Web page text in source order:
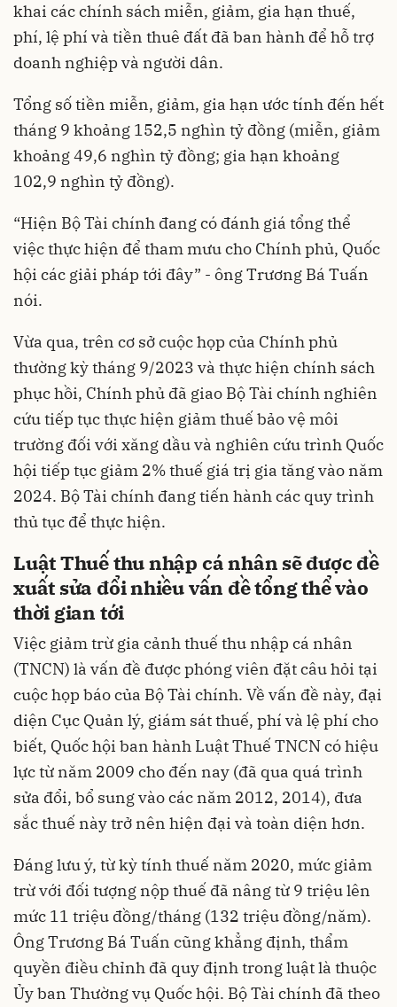
khai các chính sách miễn, giảm, gia hạn thuế,
phí, lệ phí và tiền thuê đất đã ban hành để hỗ trợ
doanh nghiệp và người dân.
Tổng số tiền miễn, giảm, gia hạn ước tính đến hết
tháng 9 khoảng 152,5 nghìn tỷ đồng (miễn, giảm
khoảng 49,6 nghìn tỷ đồng; gia hạn khoảng
102,9 nghìn tỷ đồng).
“Hiện Bộ Tài chính đang có đánh giá tổng thể
việc thực hiện để tham mưu cho Chính phủ, Quốc
hội các giải pháp tới đây” - ông Trương Bá Tuấn
nói.
Vừa qua, trên cơ sở cuộc họp của Chính phủ
thường kỳ tháng 9/2023 và thực hiện chính sách
phục hồi, Chính phủ đã giao Bộ Tài chính nghiên
cứu tiếp tục thực hiện giảm thuế bảo vệ môi
trường đối với xăng dầu và nghiên cứu trình Quốc
hội tiếp tục giảm 2% thuế giá trị gia tăng vào năm
2024. Bộ Tài chính đang tiến hành các quy trình
thủ tục để thực hiện.
Luật Thuế thu nhập cá nhân sẽ được đề
xuất sửa đổi nhiều vấn đề tổng thể vào
thời gian tới
Việc giảm trừ gia cảnh thuế thu nhập cá nhân
(TNCN) là vấn đề được phóng viên đặt câu hỏi tại
cuộc họp báo của Bộ Tài chính. Về vấn đề này, đại
diện Cục Quản lý, giám sát thuế, phí và lệ phí cho
biết, Quốc hội ban hành Luật Thuế TNCN có hiệu
lực từ năm 2009 cho đến nay (đã qua quá trình
sửa đổi, bổ sung vào các năm 2012, 2014), đưa
sắc thuế này trở nên hiện đại và toàn diện hơn.
Đáng lưu ý, từ kỳ tính thuế năm 2020, mức giảm
trừ với đối tượng nộp thuế đã nâng từ 9 triệu lên
mức 11 triệu đồng/tháng (132 triệu đồng/năm).
Ông Trương Bá Tuấn cũng khẳng định, thẩm
quyền điều chỉnh đã quy định trong luật là thuộc
Ủy ban Thường vụ Quốc hội. Bộ Tài chính đã theo